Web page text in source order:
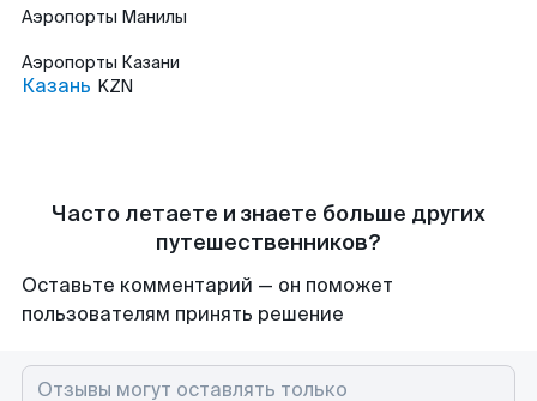
Аэропорты Манилы
Аэропорты Казани
Казань KZN
Часто летаете и знаете больше других
путешественников?
Оставьте комментарий — он поможет
пользователям принять решение